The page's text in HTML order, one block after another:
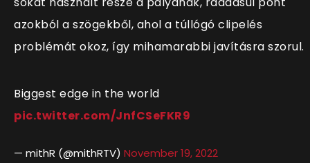
azokból a szögekből, ahol a túllógó clipelés
problémát okoz, így mihamarabbi javításra szorul.
Biggest edge in the world
pic.twitter.com/JnfCSeFKR9
— mithR (@mithRTV) November 19, 2022